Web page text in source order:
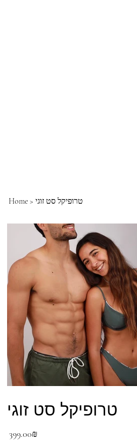
Home > טרופיקל סט זוגי
טרופיקל סט זוגי
‏399.00 ‏₪